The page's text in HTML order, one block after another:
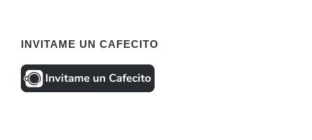
INVITAME UN CAFECITO